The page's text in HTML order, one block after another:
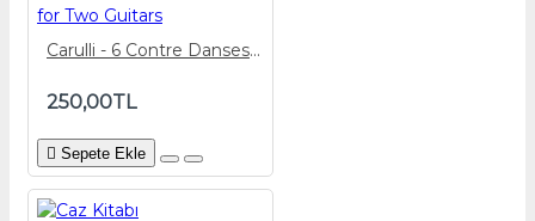
Carulli - 6 Contre Danses for Two Guitars
250,00TL
Sepete Ekle